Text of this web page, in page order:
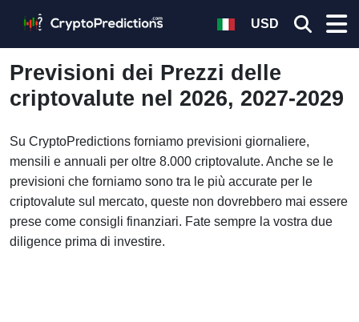
USD
Previsioni dei Prezzi delle
criptovalute nel 2026, 2027-2029
Su CryptoPredictions forniamo previsioni giornaliere,
mensili e annuali per oltre 8.000 criptovalute. Anche se le
previsioni che forniamo sono tra le più accurate per le
criptovalute sul mercato, queste non dovrebbero mai essere
prese come consigli finanziari. Fate sempre la vostra due
diligence prima di investire.